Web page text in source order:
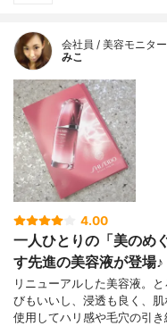
会社員 / 美容モニター
みこ
4.00
一人ひとりの「美のめ
す先進の美容液が登場♪
リニューアルした美容液。
びもいいし、浸透も良く、
使用してハリ感や毛穴の引